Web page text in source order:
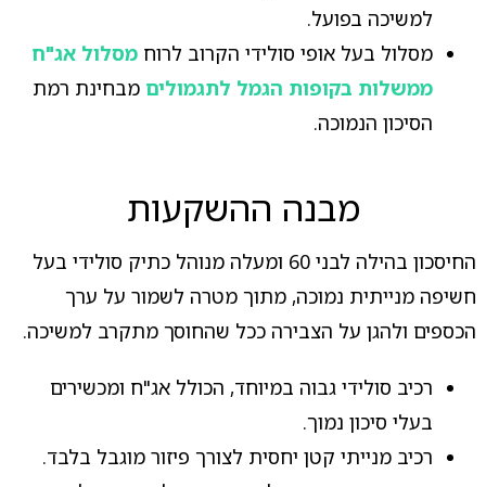
למשיכה בפועל.
מסלול בעל אופי סולידי הקרוב לרוח מסלול אג"ח
ממשלות בקופות הגמל לתגמולים מבחינת רמת
הסיכון הנמוכה.
מבנה ההשקעות
החיסכון בהילה לבני 60 ומעלה מנוהל כתיק סולידי בעל
חשיפה מנייתית נמוכה, מתוך מטרה לשמור על ערך
הכספים ולהגן על הצבירה ככל שהחוסך מתקרב למשיכה.
רכיב סולידי גבוה במיוחד, הכולל אג"ח ומכשירים
בעלי סיכון נמוך.
רכיב מנייתי קטן יחסית לצורך פיזור מוגבל בלבד.